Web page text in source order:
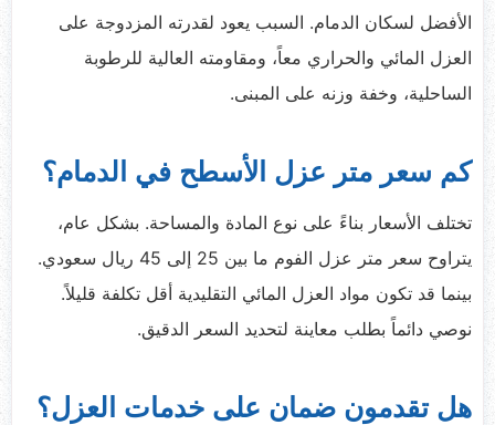
الأفضل لسكان الدمام. السبب يعود لقدرته المزدوجة على
العزل المائي والحراري معاً، ومقاومته العالية للرطوبة
الساحلية، وخفة وزنه على المبنى.
كم سعر متر عزل الأسطح في الدمام؟
تختلف الأسعار بناءً على نوع المادة والمساحة. بشكل عام،
يتراوح سعر متر عزل الفوم ما بين 25 إلى 45 ريال سعودي.
بينما قد تكون مواد العزل المائي التقليدية أقل تكلفة قليلاً.
نوصي دائماً بطلب معاينة لتحديد السعر الدقيق.
هل تقدمون ضمان على خدمات العزل؟